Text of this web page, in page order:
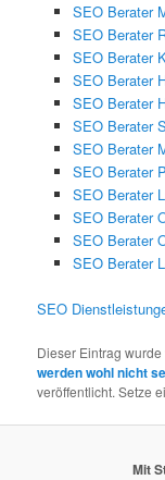
SEO Berater
SEO Berater
SEO Berater
SEO Berater
SEO Berater
SEO Berater
SEO Berater
SEO Berater
SEO Berater
SEO Berater
SEO Berater
SEO Berater
SEO
Dieser Eintrag
werden wohl nicht
veröffentlicht. Setze
Mit